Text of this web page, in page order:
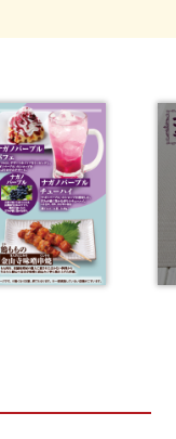
い合わせ